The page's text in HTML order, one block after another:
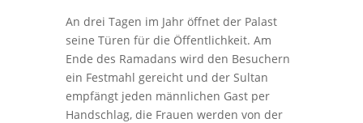
An drei Tagen im Jahr öffnet der Palast
seine Türen für die Öffentlichkeit. Am
Ende des Ramadans wird den Besuchern
ein Festmahl gereicht und der Sultan
empfängt jeden männlichen Gast per
Handschlag, die Frauen werden von der